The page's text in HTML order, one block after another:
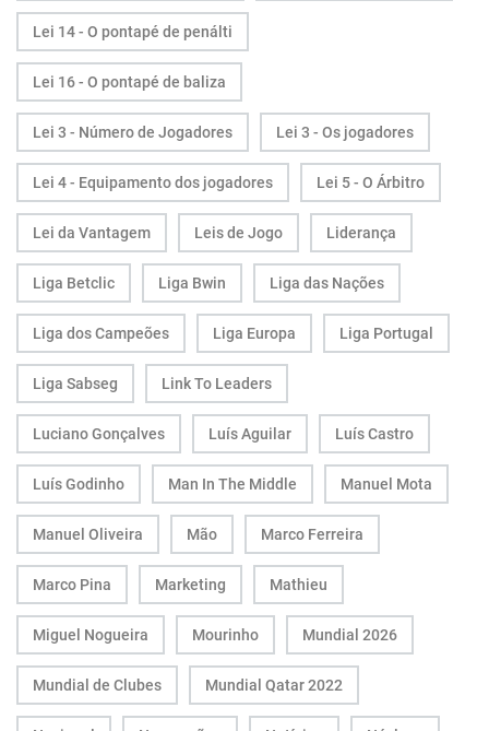
Lei 14 - O pontapé de penálti
Lei 16 - O pontapé de baliza
Lei 3 - Número de Jogadores Lei 3 - Os jogadores
Lei 4 - Equipamento dos jogadores Lei 5 - O Árbitro
Lei da Vantagem Leis de Jogo Liderança
Liga Betclic Liga Bwin Liga das Nações
Liga dos Campeões Liga Europa Liga Portugal
Liga Sabseg Link To Leaders
Luciano Gonçalves Luís Aguilar Luís Castro
Luís Godinho Man In The Middle Manuel Mota
Manuel Oliveira Mão Marco Ferreira
Marco Pina Marketing Mathieu
Miguel Nogueira Mourinho Mundial 2026
Mundial de Clubes Mundial Qatar 2022